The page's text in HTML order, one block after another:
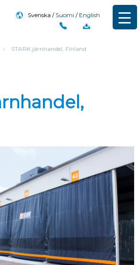
Svenska Suomi English
› STARK järnhandel, Finland